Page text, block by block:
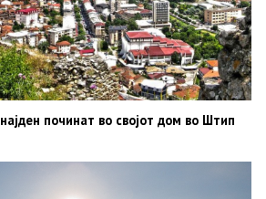
починат во својот дом во Штип